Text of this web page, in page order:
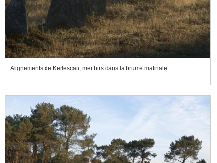
Alignements de Kerlescan, menhirs dans la brume matinale